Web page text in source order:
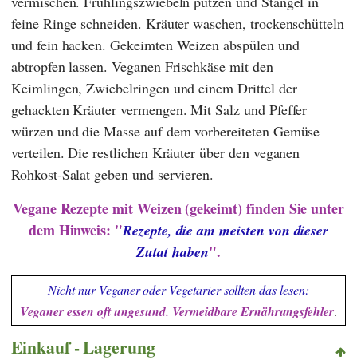
feine Ringe schneiden. Kräuter waschen, trockenschütteln
und fein hacken. Gekeimten Weizen abspülen und
abtropfen lassen. Veganen Frischkäse mit den
Keimlingen, Zwiebelringen und einem Drittel der
gehackten Kräuter vermengen. Mit Salz und Pfeffer
würzen und die Masse auf dem vorbereiteten Gemüse
verteilen. Die restlichen Kräuter über den veganen
Rohkost-Salat geben und servieren.
Vegane Rezepte mit Weizen (gekeimt) finden Sie unter
dem Hinweis: "Rezepte, die am meisten von dieser
Zutat haben".
Nicht nur Veganer oder Vegetarier sollten das lesen:
Veganer essen oft ungesund. Vermeidbare Ernährungsfehler.
Einkauf - Lagerung